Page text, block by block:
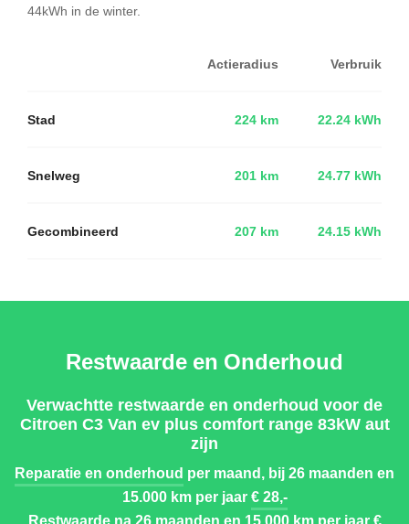
44kWh in de winter.
Actieradius Verbruik
Stad 224 km 22.24 kWh
Snelweg 201 km 24.77 kWh
Gecombineerd 207 km 24.15 kWh
Restwaarde en Onderhoud
Verwachtte restwaarde en onderhoud voor de
Citroen C3 Van ev plus comfort range 83kW aut
zijn
Reparatie en onderhoud per maand, bij 26 maanden en
15.000 km per jaar€ 28,-